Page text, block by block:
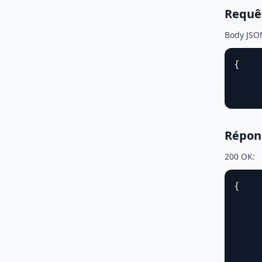
Body
{
200 OK:
{